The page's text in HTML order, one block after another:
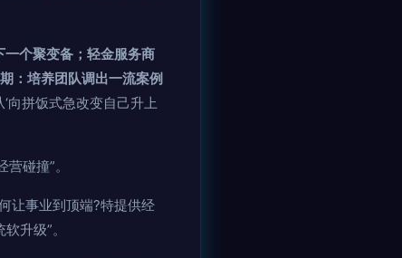
个聚变备；轻金服务商
：培养团队调出一流案例
向拼饭式急改变自己升上
碰撞”。
让事业到顶端?特提供经
升级”。